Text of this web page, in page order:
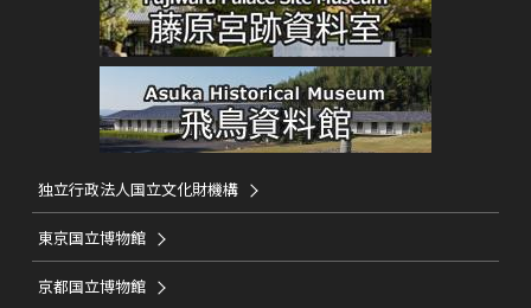
独立行政法人国立文化財機構
東京国立博物館
京都国立博物館